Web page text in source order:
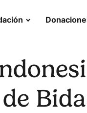
de